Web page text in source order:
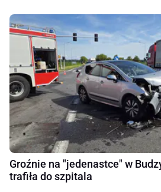
Groźnie na "jedenastce" w
trafiła do szpitala